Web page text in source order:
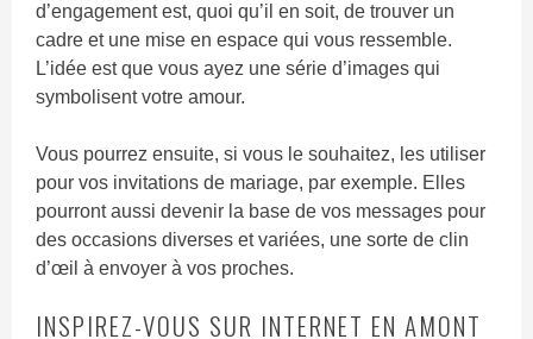
d’engagement est, quoi qu’il en soit, de trouver un
cadre et une mise en espace qui vous ressemble.
L’idée est que vous ayez une série d’images qui
symbolisent votre amour.
Vous pourrez ensuite, si vous le souhaitez, les utiliser
pour vos invitations de mariage, par exemple. Elles
pourront aussi devenir la base de vos messages pour
des occasions diverses et variées, une sorte de clin
d’œil à envoyer à vos proches.
INSPIREZ-VOUS SUR INTERNET EN AMONT